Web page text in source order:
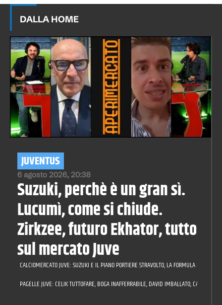
DALLA HOME
6 agosto 2026, 20:38
JUVENTUS
Suzuki, perchè è un gran sì.
Lucumì, come si chiude.
Zirkzee, futuro Ekhator, tutto
sul mercato Juve
CALCIOMERCATO JUVE: SUZUKI E IL PIANO PORTIERE STRAVOLTO, LA FORMULA PER
PAGELLE JUVE: CELIK TUTTOFARE, BOGA INAFFERRABILE, DAVID IMBALLATO, CAMBIASO